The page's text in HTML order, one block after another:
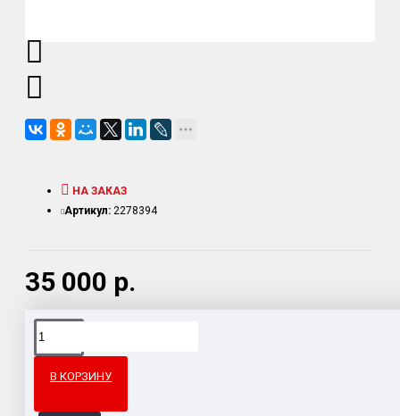
35 000 р.
НА ЗАКАЗ
Артикул: 2278394
В КОРЗИНУ
Доставка товара по всему Таможенному союзу.